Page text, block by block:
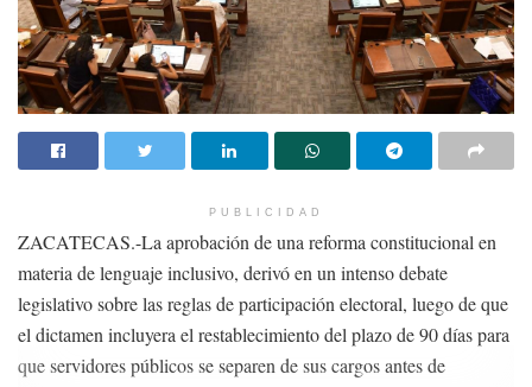
PUBLICIDAD
ZACATECAS.-La aprobación de una reforma constitucional en
materia de lenguaje inclusivo, derivó en un intenso debate
legislativo sobre las reglas de participación electoral, luego de que
el dictamen incluyera el restablecimiento del plazo de 90 días para
que servidores públicos se separen de sus cargos antes de